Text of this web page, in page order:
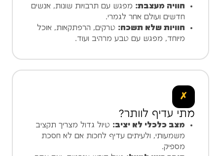
חוויה מעצבת: מפגש עם תרבויות שונות, אנשים
חדשים ועולם אחר לגמרי.
חוויות שלא תשכח: טרקים, הרפתקאות, אוכל
מיוחד, מפגש עם טבע מרהיב ועוד.
✗
מתי עדיף לוותר?
מצב כלכלי לא יציב: טיול גדול מצריך תקציב
משמעותי, ולעיתים עדיף לחכות אם לא חסכת
מספיק.